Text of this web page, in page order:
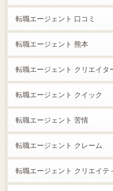
転職エージェント 口コミ
転職エージェント 熊本
転職エージェント クリエイタ
転職エージェント クイック
転職エージェント 苦情
転職エージェント クレーム
転職エージェント クリエイテ